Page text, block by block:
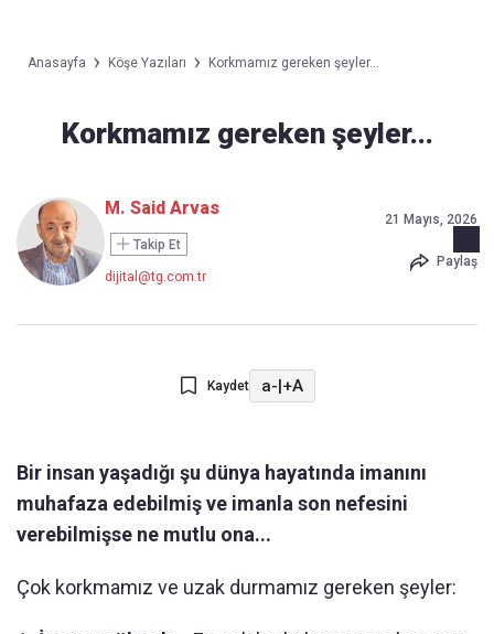
Anasayfa Köşe Yazıları Korkmamız gereken şeyler...
Korkmamız gereken şeyler...
M. Said Arvas
Takip Et
dijital@tg.com.tr
21 Mayıs, 2026
Paylaş
Kaydet a-|+A
Bir insan yaşadığı şu dünya hayatında imanını
muhafaza edebilmiş ve imanla son nefesini
verebilmişse ne mutlu ona...
Çok korkmamız ve uzak durmamız gereken şeyler: